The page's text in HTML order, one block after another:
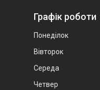
Графік роботи
Понеділок
Вівторок
Середа
Четвер